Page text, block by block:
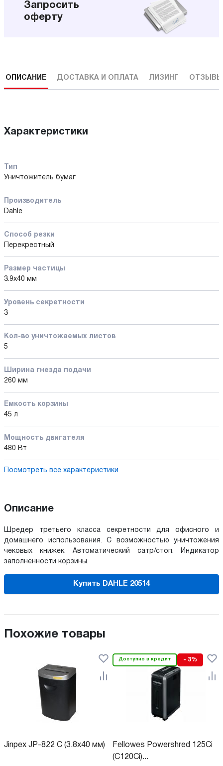
Запросить
оферту
ОПИСАНИЕ ДОСТАВКА И ОПЛАТА ЛИЗИНГ
Характеристики
Тип
Уничтожитель бумаг
Производитель
Dahle
Способ резки
Перекрестный
Размер частицы
3.9x40 мм
Уровень секретности
3
Кол-во уничтожаемых листов
5
Ширина гнезда подачи
260 мм
Емкость корзины
45 л
Мощность двигателя
480 Вт
Посмотреть все характеристики
Описание
Шредер третьего класса секретности для офисного и
домашнего использования. С возможностью уничтожения
чековых книжек. Автоматический сатр/стоп. Индикатор
заполненности корзины.
Купить DAHLE 20514
Похожие товары
Jinpex JP-822 C (3.8x40 мм)
Доступно в кредит - 3%
Fellowes Powershred 125Ci
(C120Ci)...